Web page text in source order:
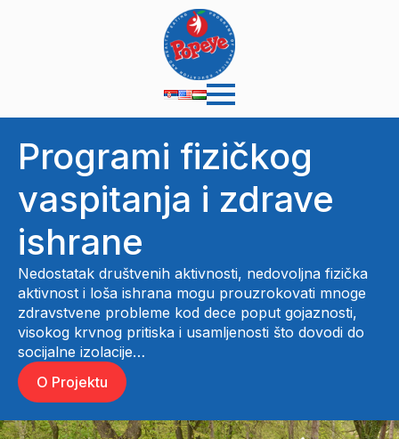
Programi fizičkog
vaspitanja i zdrave
ishrane
Nedostatak društvenih aktivnosti, nedovoljna fizička
aktivnost i loša ishrana mogu prouzrokovati mnoge
zdravstvene probleme kod dece poput gojaznosti,
visokog krvnog pritiska i usamljenosti što dovodi do
socijalne izolacije…
O Projektu